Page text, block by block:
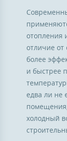
отопления
отличие от
более
и быстрее
едва ли не
холодный